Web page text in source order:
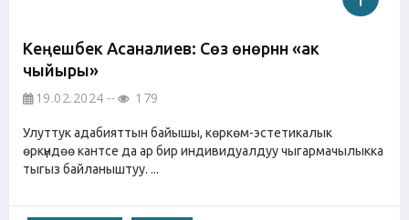
Кеңешбек Асаналиев: Сөз өнөрүнүн «ак
чыйыры»
19.02.2024 179
Улуттук адабияттын байышы, көркөм-эстетикалык
өркүндөө кантсе да ар бир индивидуалдуу чыгармачылыкка
тыгыз байланыштуу. ...